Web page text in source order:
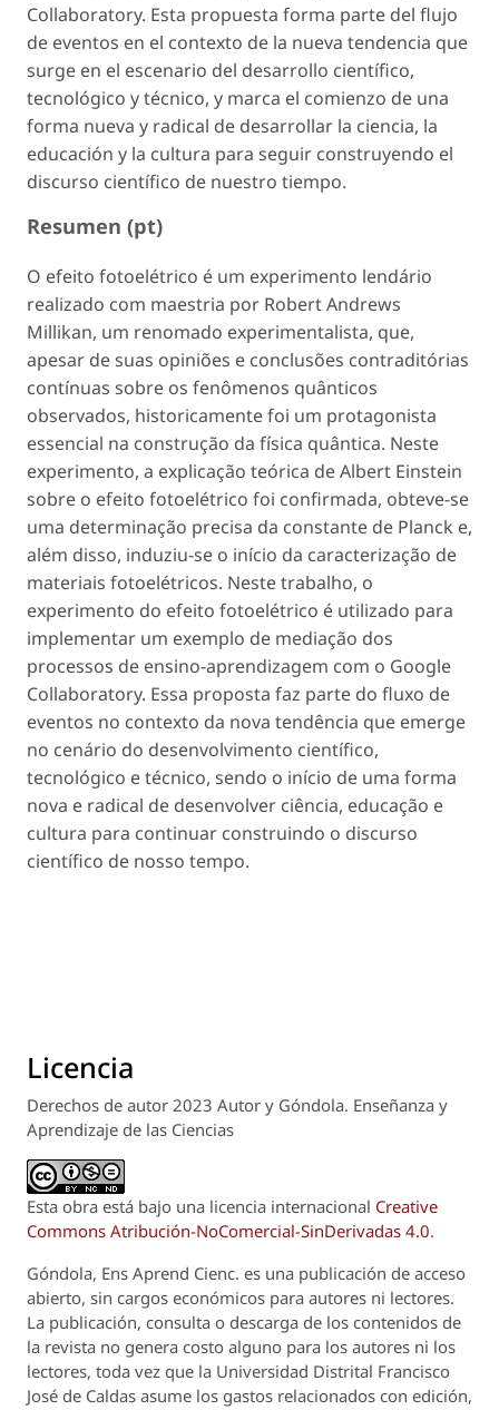
Collaboratory. Esta propuesta forma parte del flujo
de eventos en el contexto de la nueva tendencia que
surge en el escenario del desarrollo científico,
tecnológico y técnico, y marca el comienzo de una
forma nueva y radical de desarrollar la ciencia, la
educación y la cultura para seguir construyendo el
discurso científico de nuestro tiempo.
Resumen (pt)
O efeito fotoelétrico é um experimento lendário
realizado com maestria por Robert Andrews
Millikan, um renomado experimentalista, que,
apesar de suas opiniões e conclusões contraditórias
contínuas sobre os fenômenos quânticos
observados, historicamente foi um protagonista
essencial na construção da física quântica. Neste
experimento, a explicação teórica de Albert Einstein
sobre o efeito fotoelétrico foi confirmada, obteve-se
uma determinação precisa da constante de Planck e,
além disso, induziu-se o início da caracterização de
materiais fotoelétricos. Neste trabalho, o
experimento do efeito fotoelétrico é utilizado para
implementar um exemplo de mediação dos
processos de ensino-aprendizagem com o Google
Collaboratory. Essa proposta faz parte do fluxo de
eventos no contexto da nova tendência que emerge
no cenário do desenvolvimento científico,
tecnológico e técnico, sendo o início de uma forma
nova e radical de desenvolver ciência, educação e
cultura para continuar construindo o discurso
científico de nosso tempo.
Licencia
Derechos de autor 2023 Autor y Góndola. Enseñanza y
Aprendizaje de las Ciencias
Esta obra está bajo una licencia internacional Creative
Commons Atribución-NoComercial-SinDerivadas 4.0.
Góndola, Ens Aprend Cienc. es una publicación de acceso
abierto, sin cargos económicos para autores ni lectores.
La publicación, consulta o descarga de los contenidos de
la revista no genera costo alguno para los autores ni los
lectores, toda vez que la Universidad Distrital Francisco
José de Caldas asume los gastos relacionados con edición,